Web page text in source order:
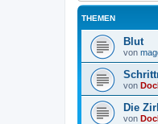
THEMEN
Blut
von
von
Die
von